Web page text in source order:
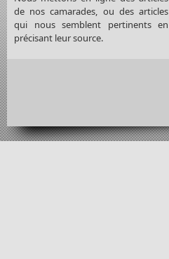
de nos camarades, ou des articles
qui nous semblent pertinents en
précisant leur source.